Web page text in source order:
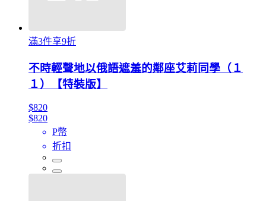
滿3件享9折
不時輕聲地以俄語遮羞的鄰座艾莉同學（１
１）【特裝版】
$820
$820
P幣
折扣